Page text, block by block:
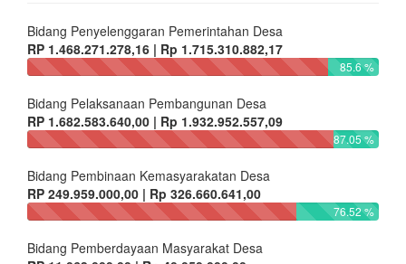
Bidang Penyelenggaran Pemerintahan Desa
RP 1.468.271.278,16 | Rp 1.715.310.882,17
85.6 %
Bidang Pelaksanaan Pembangunan Desa
RP 1.682.583.640,00 | Rp 1.932.952.557,09
87.05 %
Bidang Pembinaan Kemasyarakatan Desa
RP 249.959.000,00 | Rp 326.660.641,00
76.52 %
Bidang Pemberdayaan Masyarakat Desa